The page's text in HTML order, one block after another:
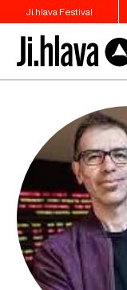
Ji.hlava Festival